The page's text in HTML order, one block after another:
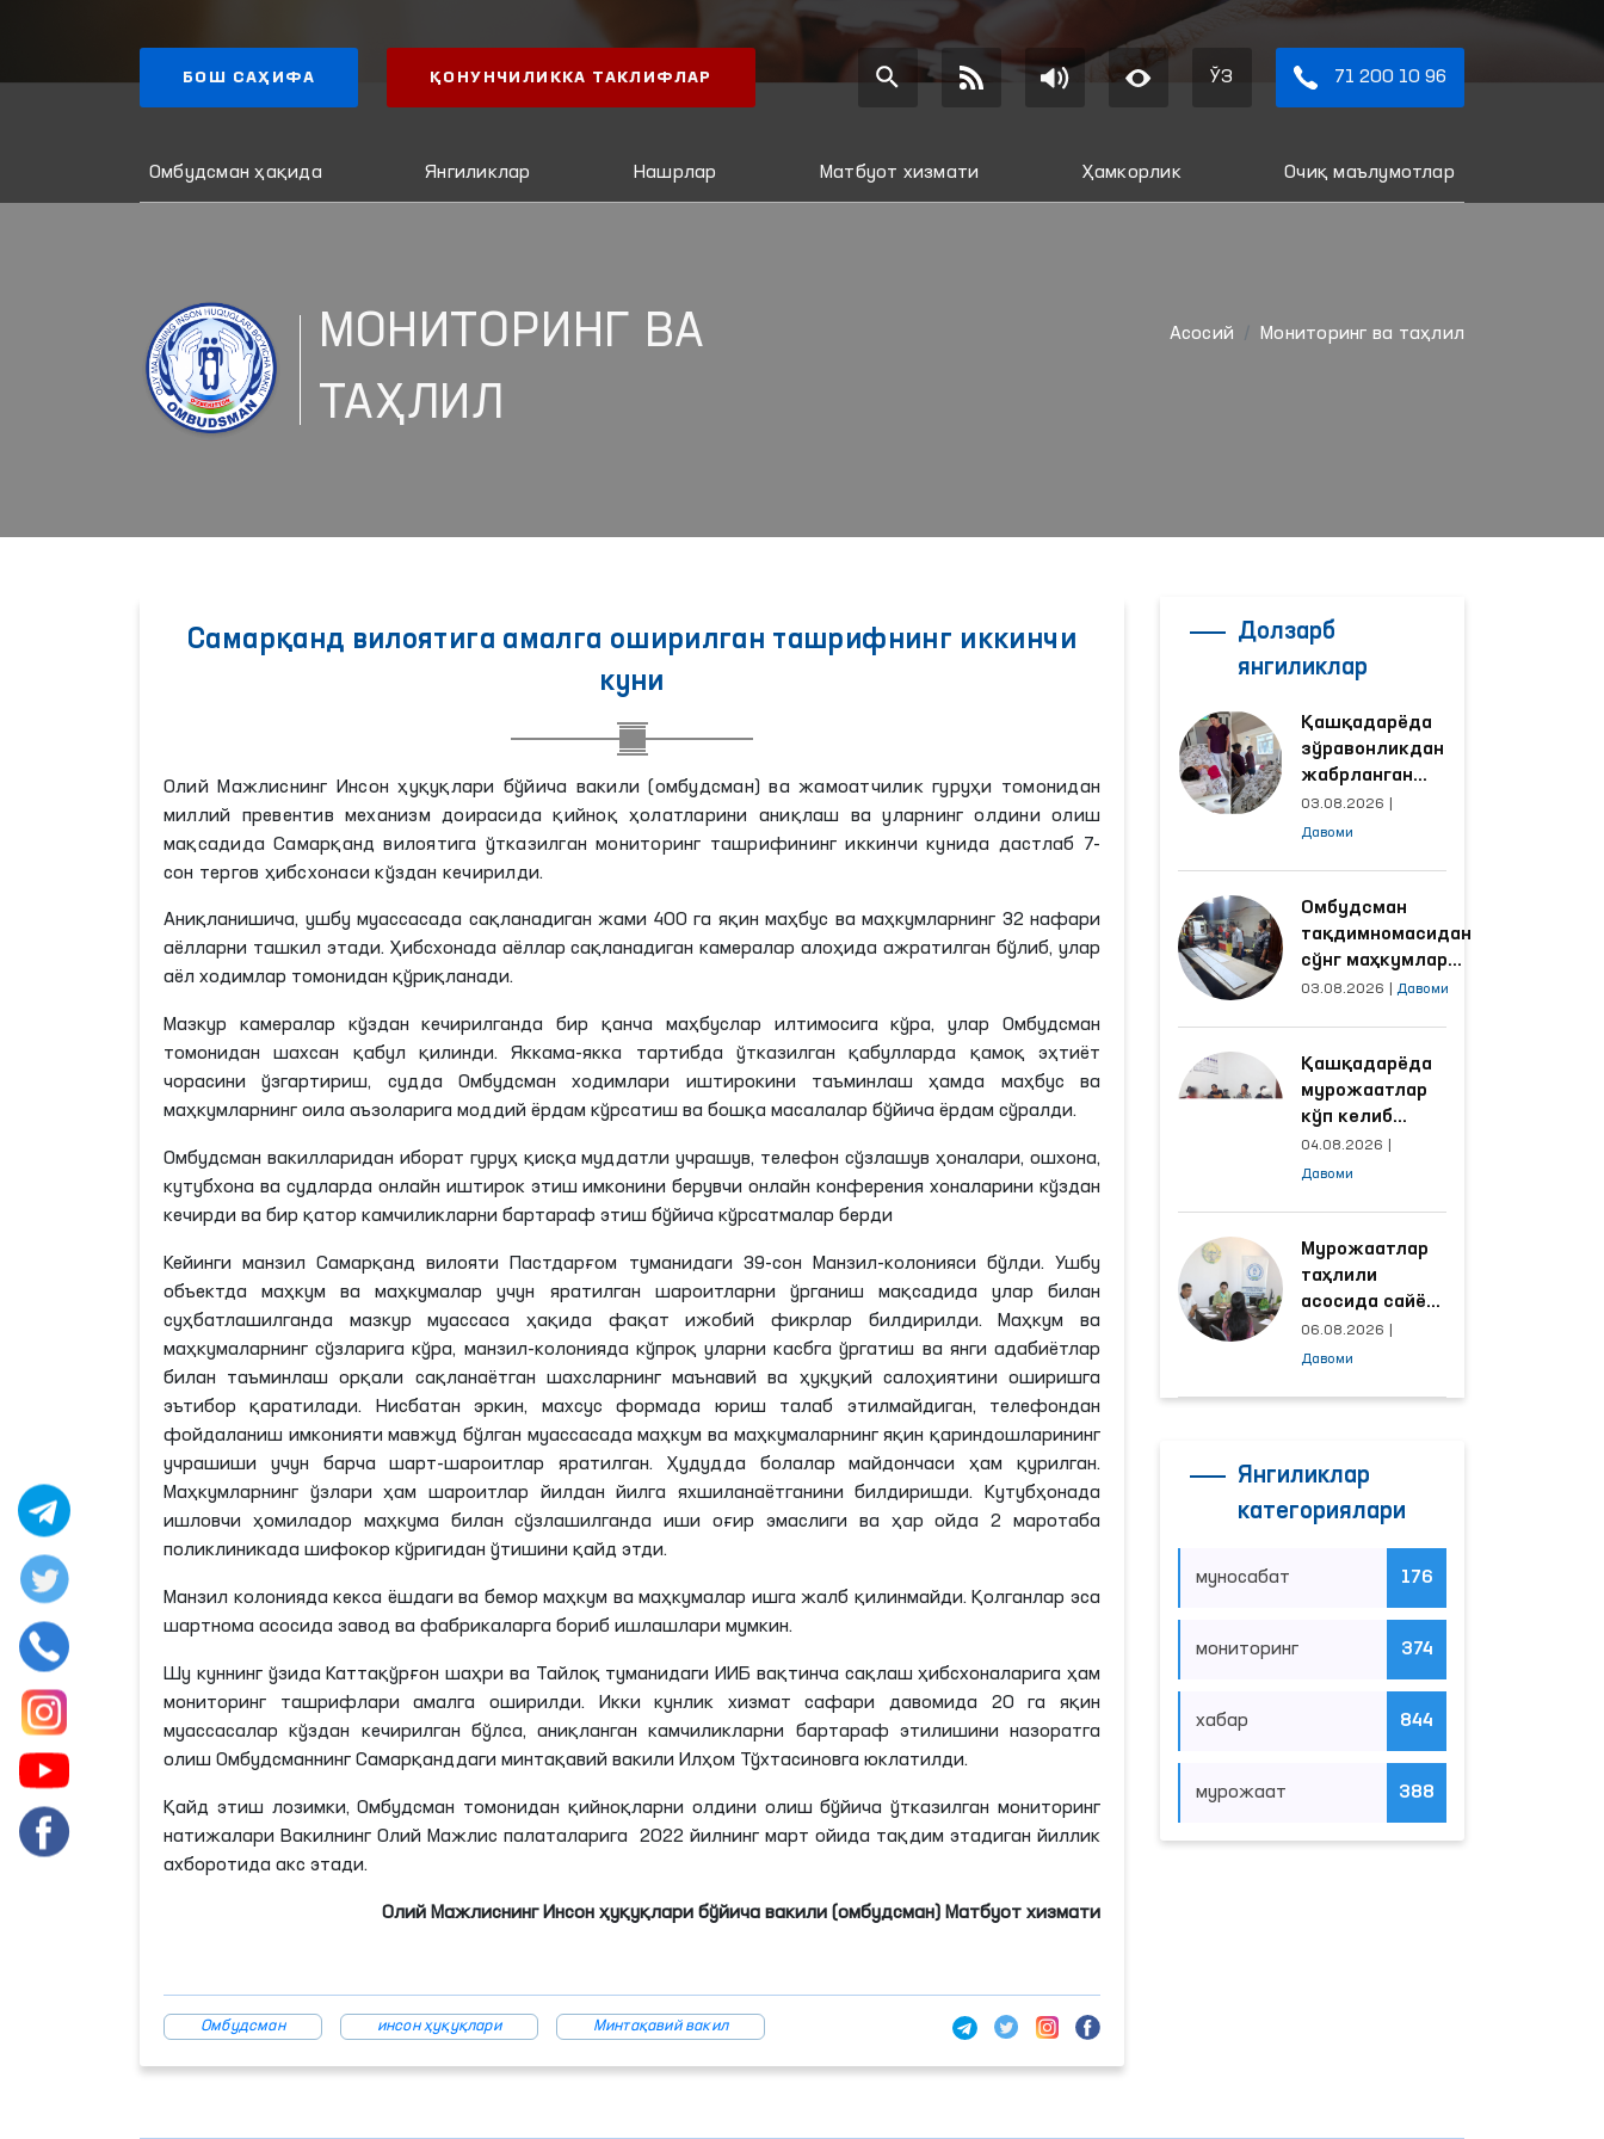
БОШ САҲИФА ҚОНУНЧИЛИККА ТАКЛИФЛАР ЎЗ 71 200 10 96
Омбудсман ҳақида Янгиликлар Нашрлар Матбуот хизмати Ҳамкорлик Очиқ маълумотлар
МОНИТОРИНГ ВА
ТАҲЛИЛ
Aсосий Мониторинг ва таҳлил
Самарқанд вилоятига амалга оширилган ташрифнинг иккинчи
куни
Олий Мажлиснинг Инсон ҳуқуқлари бўйича вакили (омбудсман) ва жамоатчилик гуруҳи томонидан
миллий превентив механизм доирасида қийноқ ҳолатларини аниқлаш ва уларнинг олдини олиш
мақсадида Самарқанд вилоятига ўтказилган мониторинг ташрифининг иккинчи кунида дастлаб 7-
сон тергов ҳибсхонаси кўздан кечирилди.
Аниқланишича, ушбу муассасада сақланадиган жами 400 га яқин маҳбус ва маҳкумларнинг 32 нафари
аёлларни ташкил этади. Ҳибсхонада аёллар сақланадиган камералар алоҳида ажратилган бўлиб, улар
аёл ходимлар томонидан қўриқланади.
Мазкур камералар кўздан кечирилганда бир қанча маҳбуслар илтимосига кўра, улар Омбудсман
томонидан шахсан қабул қилинди. Яккама-якка тартибда ўтказилган қабулларда қамоқ эҳтиёт
чорасини ўзгартириш, судда Омбудсман ходимлари иштирокини таъминлаш ҳамда маҳбус ва
маҳкумларнинг оила аъзоларига моддий ёрдам кўрсатиш ва бошқа масалалар бўйича ёрдам сўралди.
Омбудсман вакилларидан иборат гуруҳ қисқа муддатли учрашув, телефон сўзлашув ҳоналари, ошхона,
кутубхона ва судларда онлайн иштирок этиш имконини берувчи онлайн конферения хоналарини кўздан
кечирди ва бир қатор камчиликларни бартараф этиш бўйича кўрсатмалар берди
Кейинги манзил Самарқанд вилояти Пастдарғом туманидаги 39-сон Манзил-колонияси бўлди. Ушбу
объектда маҳкум ва маҳкумалар учун яратилган шароитларни ўрганиш мақсадида улар билан
суҳбатлашилганда мазкур муассаса ҳақида фақат ижобий фикрлар билдирилди. Маҳкум ва
маҳкумаларнинг сўзларига кўра, манзил-колонияда кўпроқ уларни касбга ўргатиш ва янги адабиётлар
билан таъминлаш орқали сақланаётган шахсларнинг маънавий ва ҳуқуқий салоҳиятини оширишга
эътибор қаратилади. Нисбатан эркин, махсус формада юриш талаб этилмайдиган, телефондан
фойдаланиш имконияти мавжуд бўлган муассасада маҳкум ва маҳкумаларнинг яқин қариндошларининг
учрашиши учун барча шарт-шароитлар яратилган. Ҳудудда болалар майдончаси ҳам қурилган.
Маҳкумларнинг ўзлари ҳам шароитлар йилдан йилга яхшиланаётганини билдиришди. Кутубҳонада
ишловчи ҳомиладор маҳкума билан сўзлашилганда иши оғир эмаслиги ва ҳар ойда 2 маротаба
поликлиникада шифокор кўригидан ўтишини қайд этди.
Манзил колонияда кекса ёшдаги ва бемор маҳкум ва маҳкумалар ишга жалб қилинмайди. Қолганлар эса
шартнома асосида завод ва фабрикаларга бориб ишлашлари мумкин.
Шу куннинг ўзида Каттақўрғон шаҳри ва Тайлоқ туманидаги ИИБ вақтинча сақлаш ҳибсхоналарига ҳам
мониторинг ташрифлари амалга оширилди. Икки кунлик хизмат сафари давомида 20 га яқин
муассасалар кўздан кечирилган бўлса, аниқланган камчиликларни бартараф этилишини назоратга
олиш Омбудсманнинг Самарқанддаги минтақавий вакили Илҳом Тўхтасиновга юклатилди.
Қайд этиш лозимки, Омбудсман томонидан қийноқларни олдини олиш бўйича ўтказилган мониторинг
натижалари Вакилнинг Олий Мажлис палаталарига 2022 йилнинг март ойида тақдим этадиган йиллик
ахборотида акс этади.
Олий Мажлиснинг Инсон ҳуқуқлари бўйича вакили (омбудсман) Матбуот хизмати
Омбудсман инсон ҳуқуқлари Минтақавий вакил
Долзарб
янгиликлар
Қашқадарёда
зўравонликдан
жабрланган
аёлнинг ҳолати
Омбудсман
03.08.2026
Давоми
Омбудсман
тақдимномасидан
сўнг маҳкумлар
меҳнат қилаётган
яхшиланди
03.08.2026 Давоми
Қашқадарёда
мурожаатлар
кўп келиб
тушаётган
ҳудудлар
ишлаш йўлга
қўйилди
04.08.2026
Давоми
Мурожаатлар
таҳлили
асосида сайёр
қабул
ўтказиладиган
06.08.2026
Давоми
Янгиликлар
категориялари
муносабат 176
мониторинг 374
хабар 844
мурожаат 388